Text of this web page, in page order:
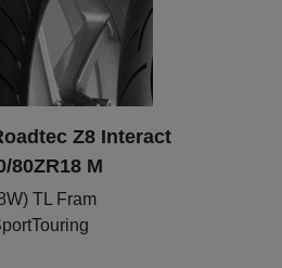
Z8 Interact
80ZR18 M
TL Fram